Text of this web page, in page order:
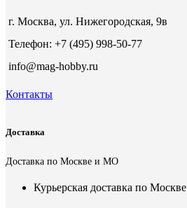
г. Москва, ул. Нижегородская, 9в
Телефон: +7 (495) 998-50-77
info@mag-hobby.ru
Контакты
Доставка
Доставка по Москве и МО
Курьерская доставка по Москве